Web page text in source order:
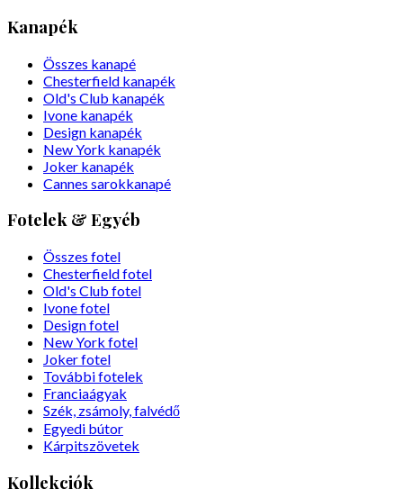
Kanapék
Összes kanapé
Chesterfield kanapék
Old's Club kanapék
Ivone kanapék
Design kanapék
New York kanapék
Joker kanapék
Cannes sarokkanapé
Fotelek & Egyéb
Összes fotel
Chesterfield fotel
Old's Club fotel
Ivone fotel
Design fotel
New York fotel
Joker fotel
További fotelek
Franciaágyak
Szék, zsámoly, falvédő
Egyedi bútor
Kárpitszövetek
Kollekciók